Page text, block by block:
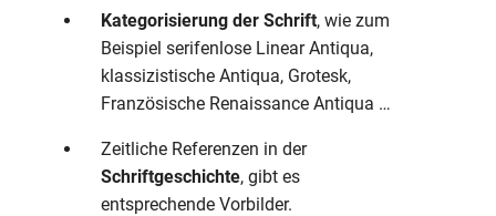
Kategorisierung der Schrift, wie zum
Beispiel serifenlose Linear Antiqua,
klassizistische Antiqua, Grotesk,
Französische Renaissance Antiqua …
Zeitliche Referenzen in der
Schriftgeschichte, gibt es
entsprechende Vorbilder.